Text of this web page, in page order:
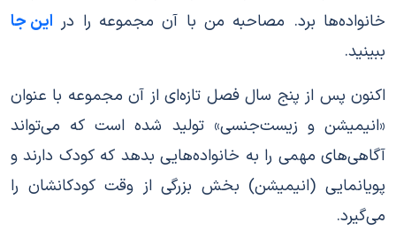
خانواده‌ها برد. مصاحبه من با آن مجموعه را در این جا
ببینید.
اکنون پس از پنج سال فصل تازه‌ای از آن مجموعه با عنوان
«انیمیشن و زیست‌جنسی» تولید شده است که می‌تواند
آگاهی‌های مهمی را به خانواده‌هایی بدهد که کودک دارند و
پویانمایی (انیمیشن) بخش بزرگی از وقت کودکانشان را
می‌گیرد.